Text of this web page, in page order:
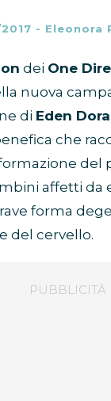
- Eleonora
dei One
nuova
di Eden
che
del
affetti da
forma
del cervello.